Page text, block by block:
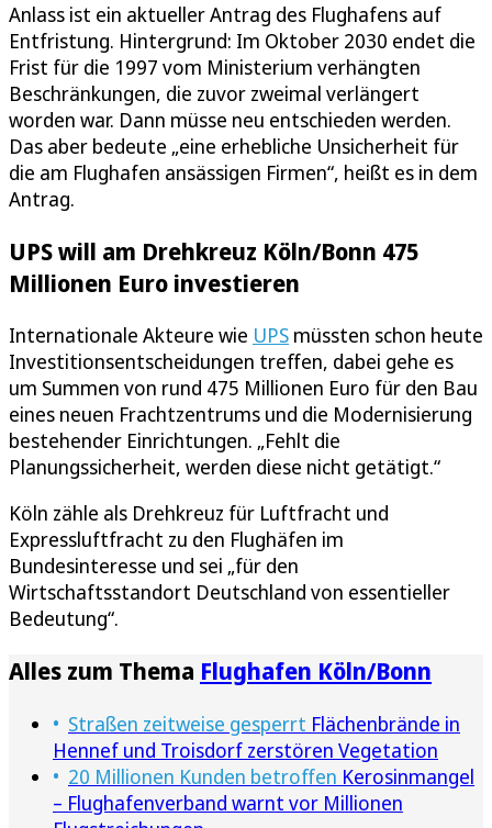
Anlass ist ein aktueller Antrag des Flughafens auf
Entfristung. Hintergrund: Im Oktober 2030 endet die
Frist für die 1997 vom Ministerium verhängten
Beschränkungen, die zuvor zweimal verlängert
worden war. Dann müsse neu entschieden werden.
Das aber bedeute „eine erhebliche Unsicherheit für
die am Flughafen ansässigen Firmen“, heißt es in dem
Antrag.
UPS will am Drehkreuz Köln/Bonn 475
Millionen Euro investieren
Internationale Akteure wie UPS müssten schon heute
Investitionsentscheidungen treffen, dabei gehe es
um Summen von rund 475 Millionen Euro für den Bau
eines neuen Frachtzentrums und die Modernisierung
bestehender Einrichtungen. „Fehlt die
Planungssicherheit, werden diese nicht getätigt.“
Köln zähle als Drehkreuz für Luftfracht und
Expressluftfracht zu den Flughäfen im
Bundesinteresse und sei „für den
Wirtschaftsstandort Deutschland von essentieller
Bedeutung“.
Alles zum Thema Flughafen Köln/Bonn
Straßen zeitweise gesperrt Flächenbrände in
Hennef und Troisdorf zerstören Vegetation
20 Millionen Kunden betroffen Kerosinmangel
– Flughafenverband warnt vor Millionen